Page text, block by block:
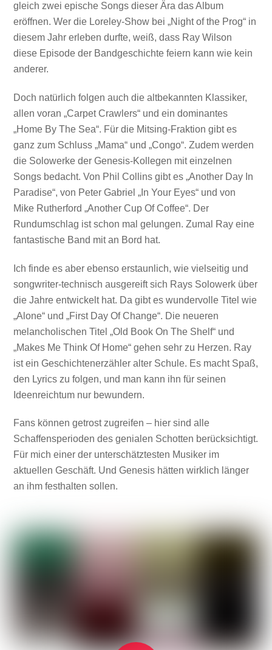
gleich zwei epische Songs dieser Ära das Album
eröffnen. Wer die Loreley-Show bei „Night of the Prog“ in
diesem Jahr erleben durfte, weiß, dass Ray Wilson
diese Episode der Bandgeschichte feiern kann wie kein
anderer.
Doch natürlich folgen auch die altbekannten Klassiker,
allen voran „Carpet Crawlers“ und ein dominantes
„Home By The Sea“. Für die Mitsing-Fraktion gibt es
ganz zum Schluss „Mama“ und „Congo“. Zudem werden
die Solowerke der Genesis-Kollegen mit einzelnen
Songs bedacht. Von Phil Collins gibt es „Another Day In
Paradise“, von Peter Gabriel „In Your Eyes“ und von
Mike Rutherford „Another Cup Of Coffee“. Der
Rundumschlag ist schon mal gelungen. Zumal Ray eine
fantastische Band mit an Bord hat.
Ich finde es aber ebenso erstaunlich, wie vielseitig und
songwriter-technisch ausgereift sich Rays Solowerk über
die Jahre entwickelt hat. Da gibt es wundervolle Titel wie
„Alone“ und „First Day Of Change“. Die neueren
melancholischen Titel „Old Book On The Shelf“ und
„Makes Me Think Of Home“ gehen sehr zu Herzen. Ray
ist ein Geschichtenerzähler alter Schule. Es macht Spaß,
den Lyrics zu folgen, und man kann ihn für seinen
Ideenreichtum nur bewundern.
Fans können getrost zugreifen – hier sind alle
Schaffensperioden des genialen Schotten berücksichtigt.
Für mich einer der unterschätztesten Musiker im
aktuellen Geschäft. Und Genesis hätten wirklich länger
an ihm festhalten sollen.